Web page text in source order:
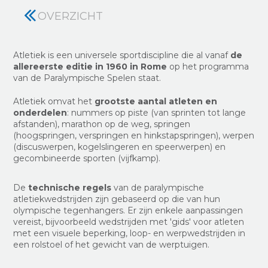
OVERZICHT
Atletiek is een universele sportdiscipline die al vanaf de
allereerste editie in 1960 in Rome op het programma
van de Paralympische Spelen staat.
Atletiek omvat het grootste aantal atleten en
onderdelen: nummers op piste (van sprinten tot lange
afstanden), marathon op de weg, springen
(hoogspringen, verspringen en hinkstapspringen), werpen
(discuswerpen, kogelslingeren en speerwerpen) en
gecombineerde sporten (vijfkamp).
Detechnische regels van de paralympische
atletiekwedstrijden zijn gebaseerd op die van hun
olympische tegenhangers. Er zijn enkele aanpassingen
vereist, bijvoorbeeld wedstrijden met 'gids' voor atleten
met een visuele beperking, loop- en werpwedstrijden in
een rolstoel of het gewicht van de werptuigen.